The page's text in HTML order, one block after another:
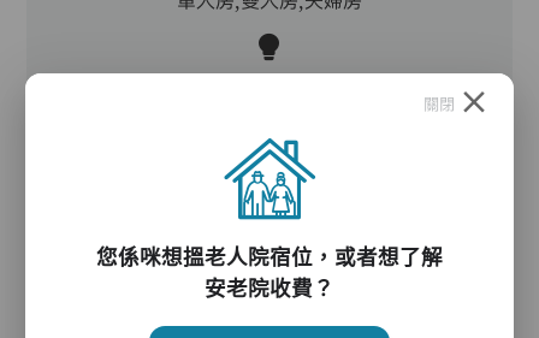
電動床,氣墊床,電梯,防滑扶手,助行器/拐杖,輪椅,
院車
關閉
您係咪想搵老人院宿位，或者想了解
安老院收費？